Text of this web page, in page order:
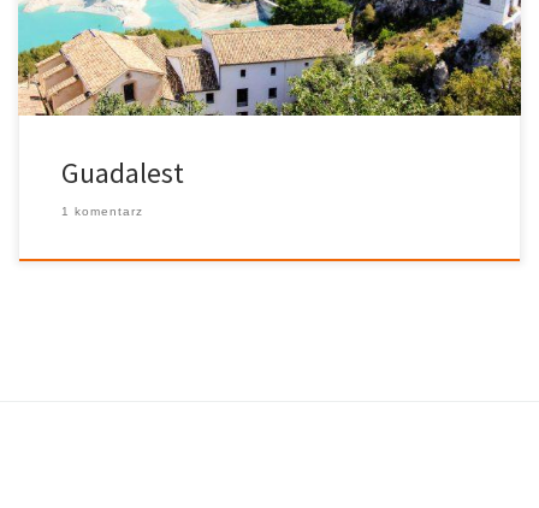
pochodzenia arabska, została uznana za „Historyczno –
Artystyczną”. Dobrym pomysłem jest udanie się do […]
Guadalest
1 komentarz